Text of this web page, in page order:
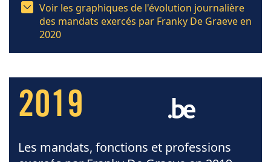
Voir les graphiques de l'évolution journalière
des mandats exercés par Franky De Graeve en
2020
2019
Les mandats, fonctions et professions